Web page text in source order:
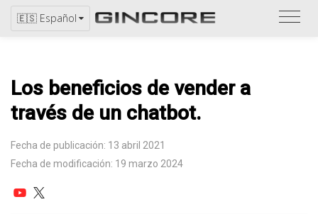
🇪🇸 Español
Los beneficios de vender a
través de un chatbot.
Fecha de publicación: 13 abril 2021
Fecha de modificación: 19 marzo 2024